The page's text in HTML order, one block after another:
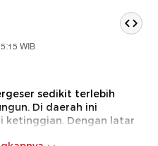
WIB
sedikit terlebih
Di daerah ini
ketinggian. Dengan latar